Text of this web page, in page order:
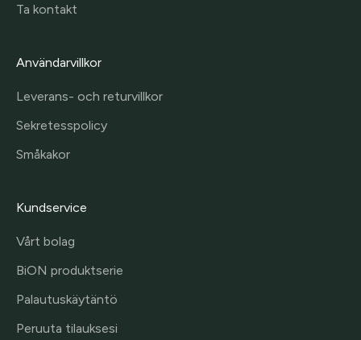
Ta kontakt
Användarvillkor
Leverans- och returvillkor
Sekretesspolicy
Småkakor
Kundservice
Vårt bolag
BiON produktserie
Palautuskäytäntö
Peruuta tilauksesi